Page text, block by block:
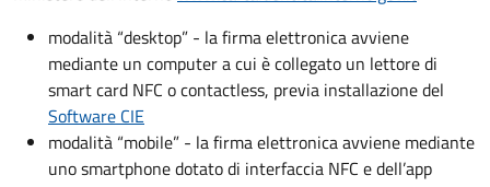
modalità “desktop” - la firma elettronica avviene
mediante un computer a cui è collegato un lettore di
smart card NFC o contactless, previa installazione del
Software CIE
modalità “mobile” - la firma elettronica avviene mediante
uno smartphone dotato di interfaccia NFC e dell’app